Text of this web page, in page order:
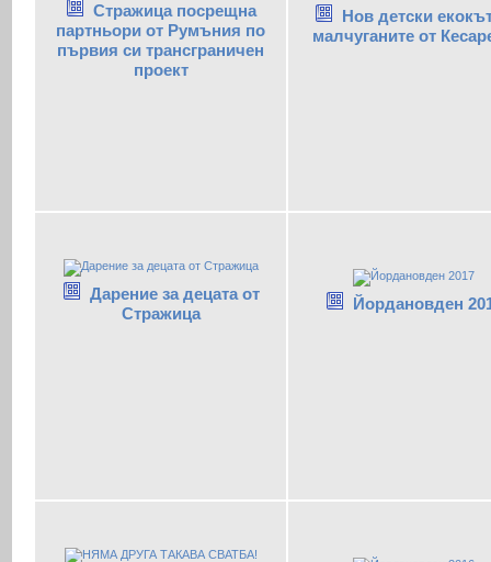
Стражица посрещна
партньори от Румъния по
първия си трансграничен
проект
Нов детски
малчуганите от
Дарение за децата от
Стражица
Йордановден